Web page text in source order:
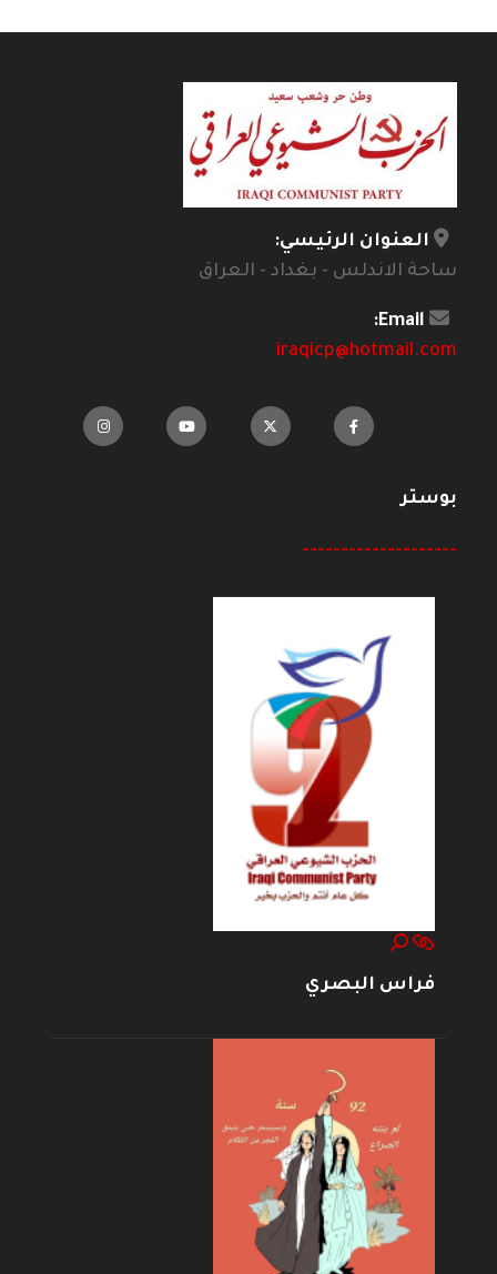
العنوان الرئيسي:
ساحة الاندلس - بغداد - العراق
Email:
iraqicp@hotmail.com
بوستر
--------------------
فراس البصري